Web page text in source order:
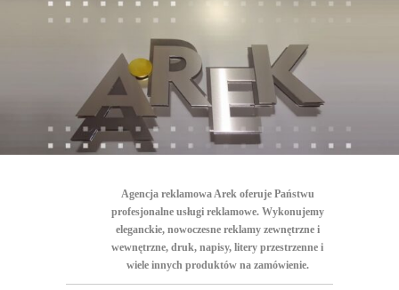
Agencja reklamowa Arek oferuje Państwu
profesjonalne usługi reklamowe. Wykonujemy
eleganckie, nowoczesne reklamy zewnętrzne i
wewnętrzne, druk, napisy, litery przestrzenne i
wiele innych produktów na zamówienie.